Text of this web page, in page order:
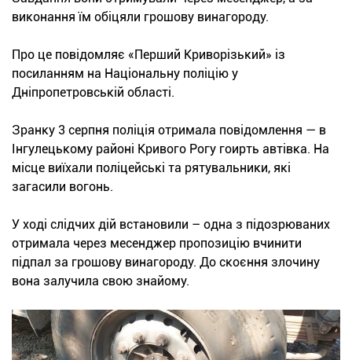
виконання їм обіцяли грошову винагороду.
Про це повідомляє «Перший Криворізький» із
посиланням на Національну поліцію у
Дніпропетровській області.
Зранку 3 серпня поліція отримала повідомлення — в
Інгулецькому районі Кривого Рогу гоирть автівка. На
місце виїхали поліцейські та рятувальники, які
загасили вогонь.
У ході слідчих дій встановили – одна з підозрюваних
отримала через месенджер пропозицію вчинити
підпал за грошову винагороду. До скоєння злочину
вона залучила свою знайому.